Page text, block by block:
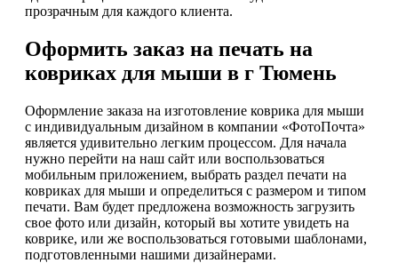
прозрачным для каждого клиента.
Оформить заказ на печать на
ковриках для мыши в г Тюмень
Оформление заказа на изготовление коврика для мыши
с индивидуальным дизайном в компании «ФотоПочта»
является удивительно легким процессом. Для начала
нужно перейти на наш сайт или воспользоваться
мобильным приложением, выбрать раздел печати на
ковриках для мыши и определиться с размером и типом
печати. Вам будет предложена возможность загрузить
свое фото или дизайн, который вы хотите увидеть на
коврике, или же воспользоваться готовыми шаблонами,
подготовленными нашими дизайнерами.